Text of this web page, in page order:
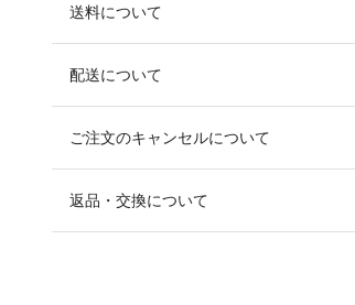
送料について
配送について
ご注文のキャンセルについて
返品・交換について